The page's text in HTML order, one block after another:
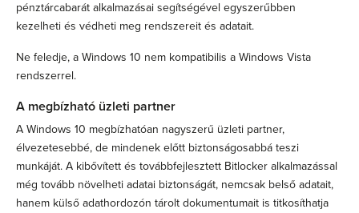
pénztárcabarát alkalmazásai segítségével egyszerűbben
kezelheti és védheti meg rendszereit és adatait.
Ne feledje, a Windows 10 nem kompatibilis a Windows Vista
rendszerrel.
A megbízható üzleti partner
A Windows 10 megbízhatóan nagyszerű üzleti partner,
élvezetesebbé, de mindenek előtt biztonságosabbá teszi
munkáját. A kibővített és továbbfejlesztett Bitlocker alkalmazással
még tovább növelheti adatai biztonságát, nemcsak belső adatait,
hanem külső adathordozón tárolt dokumentumait is titkosíthatja